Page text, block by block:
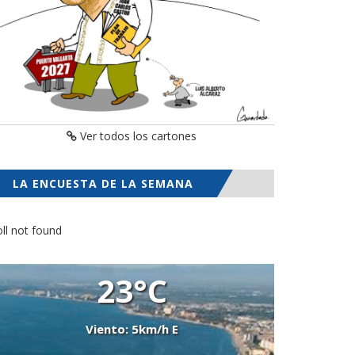
Ver todos los cartones
LA ENCUESTA DE LA SEMANA
not found
23°C
Viento: 5km/h E